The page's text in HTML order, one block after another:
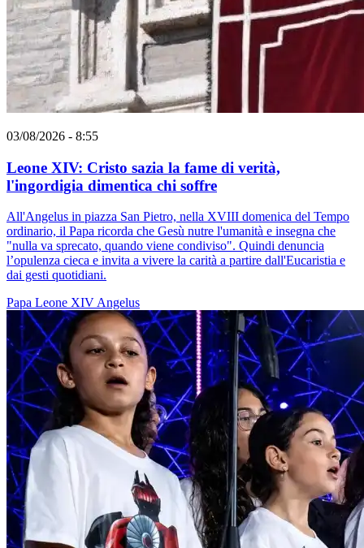
03/08/2026 - 8:55
Leone XIV: Cristo sazia la fame di verità,
l'ingordigia dimentica chi soffre
All'Angelus in piazza San Pietro, nella XVIII domenica del Tempo
ordinario, il Papa ricorda che Gesù nutre l'umanità e insegna che
"nulla va sprecato, quando viene condiviso". Quindi denuncia
l’opulenza cieca e invita a vivere la carità a partire dall'Eucaristia e
dai gesti quotidiani.
Papa Leone XIVAngelus